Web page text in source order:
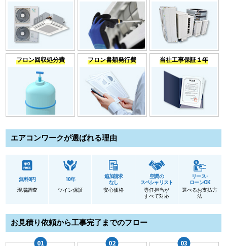
フロン回収処分費 フロン書類発行費 当社工事保証１年
エアコンワークが選ばれる理由
無料0円
現場調査
10年
ツイン保証
追加請求
なし
安心価格
空調の
スペシャリスト
専任担当が
すべて対応
リース･
ローンOK
選べるお支払方
法
お見積り依頼から工事完了までのフロー